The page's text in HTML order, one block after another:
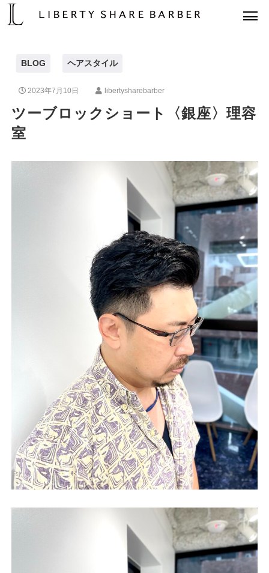
BLOG ヘアスタイル
2023年7月10日 libertysharebarber
ツーブロックショート〈銀座〉理容
室